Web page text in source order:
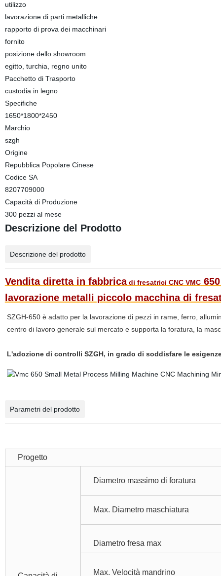
utilizzo
lavorazione di parti metalliche
rapporto di prova dei macchinari
fornito
posizione dello showroom
egitto, turchia, regno unito
Pacchetto di Trasporto
custodia in legno
Specifiche
1650*1800*2450
Marchio
szgh
Origine
Repubblica Popolare Cinese
Codice SA
8207709000
Capacità di Produzione
300 pezzi al mese
Descrizione del Prodotto
Descrizione del prodotto
Vendita diretta in fabbricadi fresatrici CNC VMC650
lavorazione metalli piccolo macchina di
SZGH-650è adatto per la lavorazione di pezzi in rame, ferro,
centro di lavoro generale sul mercato e supporta la foratura, la
L'adozione di controlli SZGH, in grado di soddisfare le
Parametri del prodotto
Progetto
Diametro massimo di foratura
Max. Diametro maschiatura
Diametro fresa max
Max. Velocità mandrino